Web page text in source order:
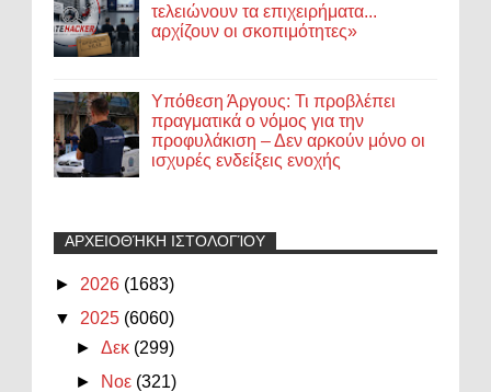
τελειώνουν τα επιχειρήματα...
αρχίζουν οι σκοπιμότητες»
Υπόθεση Άργους: Τι προβλέπει
πραγματικά ο νόμος για την
προφυλάκιση – Δεν αρκούν μόνο οι
ισχυρές ενδείξεις ενοχής
ΑΡΧΕΙΟΘΉΚΗ ΙΣΤΟΛΟΓΊΟΥ
► 2026 (1683)
▼ 2025 (6060)
►Δεκ (299)
►
Νοε (321)